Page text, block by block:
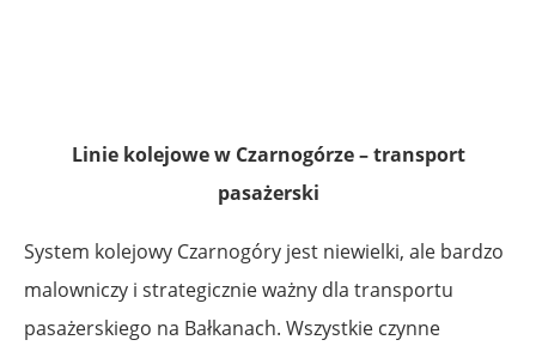
Linie kolejowe w Czarnogórze – transport
pasażerski
System kolejowy Czarnogóry jest niewielki, ale bardzo
malowniczy i strategicznie ważny dla transportu
pasażerskiego na Bałkanach. Wszystkie czynne